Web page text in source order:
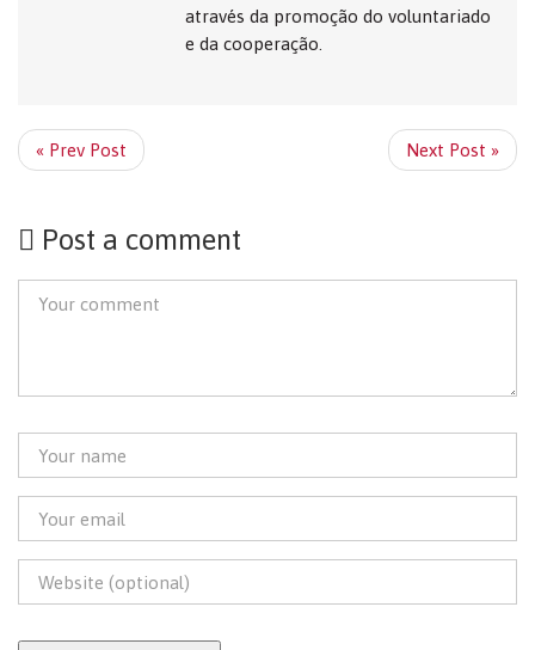
através da promoção do voluntariado
e da cooperação.
« Prev Post Next Post »
Post a comment